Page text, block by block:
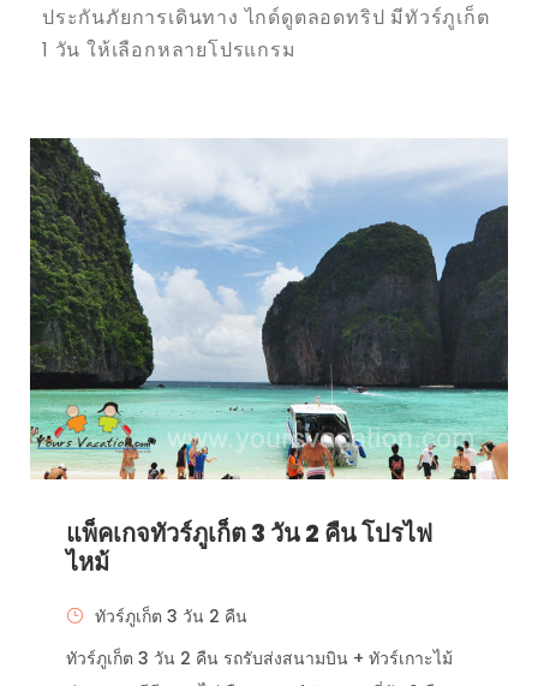
ประกันภัยการเดินทาง ไกด์ดูตลอดทริป มีทัวร์ภูเก็ต
1 วัน ให้เลือกหลายโปรแกรม
แพ็คเกจทัวร์ภูเก็ต 3 วัน 2 คืน โปรไฟ
ไหม้
ทัวร์ภูเก็ต 3 วัน 2 คืน
ทัวร์ภูเก็ต 3 วัน 2 คืน รถรับส่งสนามบิน + ทัวร์เกาะไม้